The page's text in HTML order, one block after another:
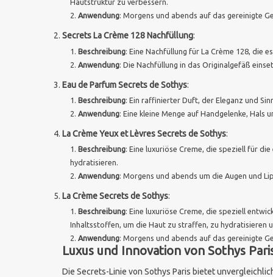
Hautstruktur zu verbessern.
Anwendung: Morgens und abends auf das gereinigte
Secrets La Crème 128 Nachfüllung:
Beschreibung: Eine Nachfüllung für La Crème 128, die
Anwendung: Die Nachfüllung in das Originalgefäß
Eau de Parfum Secrets de Sothys:
Beschreibung: Ein raffinierter Duft, der Eleganz und
Anwendung: Eine kleine Menge auf Handgelenke, Hals
La Crème Yeux et Lèvres Secrets de Sothys:
Beschreibung: Eine luxuriöse Creme, die speziell für
hydratisieren.
Anwendung: Morgens und abends um die Augen und
La Crème Secrets de Sothys:
Beschreibung: Eine luxuriöse Creme, die speziell
Inhaltsstoffen, um die Haut zu straffen, zu hydratisieren
Anwendung: Morgens und abends auf das gereinigte
Luxus und Innovation von Sothys
Die Secrets-Linie von Sothys Paris bietet